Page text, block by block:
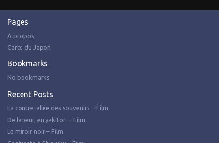
Pages
A propos
Carte du Japon
Bookmarks
No bookmarks
Recent Posts
La contre-allée des souvenirs – Film
De labeur, en yakitori – Film
Le miroir noir – Film